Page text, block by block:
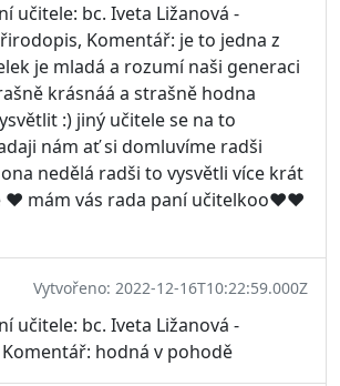
učitele: bc. Iveta Ližanová -
Komentář: je to jedna z
je mladá a rozumí naši generaci
krásnáá a strašně hodna
:) jiný učitele se na to
nám ať si domluvíme radši
nedělá radši to vysvětli více krát
❤️ mám vás rada paní učitelkoo❤️❤️
Vytvořeno: 2022-12-16T10:22:59.000Z
učitele: bc. Iveta Ližanová -
hodná v pohodě